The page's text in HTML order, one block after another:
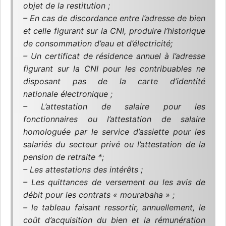
objet de la restitution ;
– En cas de discordance entre l’adresse de bien
et celle figurant sur la CNI, produire l’historique
de consommation d’eau et d’électricité;
– Un certificat de résidence annuel à l’adresse
figurant sur la CNI pour les contribuables ne
disposant pas de la carte d’identité
nationale électronique ;
– L’attestation de salaire pour les
fonctionnaires ou l’attestation de salaire
homologuée par le service d’assiette pour les
salariés du secteur privé ou l’attestation de la
pension de retraite *;
– Les attestations des intérêts ;
– Les quittances de versement ou les avis de
débit pour les contrats « mourabaha » ;
– le tableau faisant ressortir, annuellement, le
coût d’acquisition du bien et la rémunération